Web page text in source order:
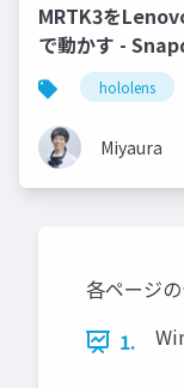
MRTK3を
で動かす -
紹介
hololens
Miyaura
各ページ
1.